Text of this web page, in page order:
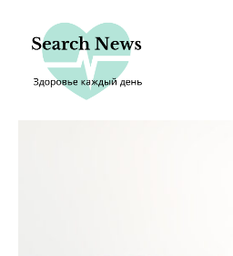
содержимому